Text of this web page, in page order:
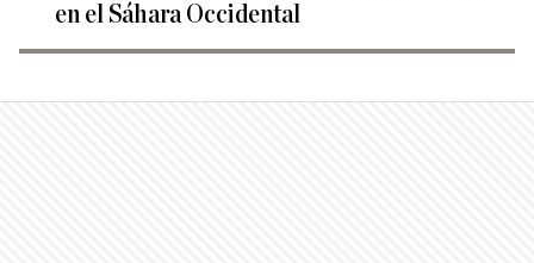
en el Sáhara Occidental